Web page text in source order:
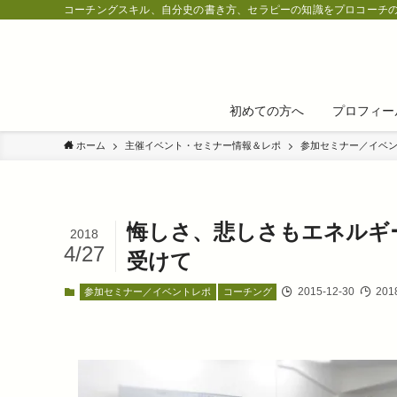
コーチングスキル、自分史の書き方、セラピーの知識をプロコーチ
初めての方へ プロフィー
ホーム 主催イベント・セミナー情報＆レポ 参加セミナー／イベ
悔しさ、悲しさもエネル
受けて
2018
4/27
参加セミナー／イベントレポ コーチング 2015-12-30